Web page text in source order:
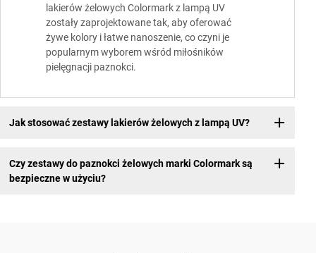
lakierów żelowych Colormark z lampą UV
zostały zaprojektowane tak, aby oferować
żywe kolory i łatwe nanoszenie, co czyni je
popularnym wyborem wśród miłośników
pielęgnacji paznokci.
Jak stosować zestawy lakierów żelowych z lampą UV?
Czy zestawy do paznokci żelowych marki Colormark są
bezpieczne w użyciu?